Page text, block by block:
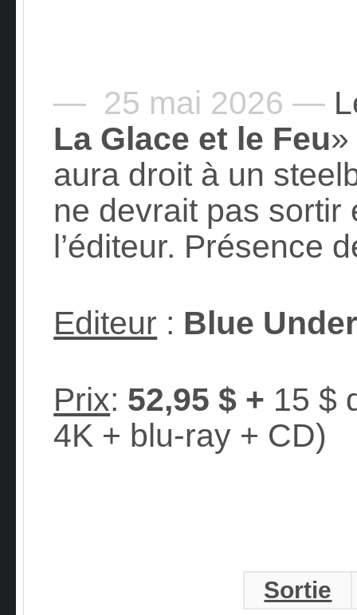
— 25 mai 2026 —
La Glace et le Feu
aura droit à un
ne devrait pas
l’éditeur. Présence
Editeur : Blue
Prix: 52,95 $ + 15 $
4K + blu-ray + CD)
Sortie